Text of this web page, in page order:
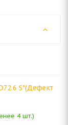
S*(Дефект
4 шт.)